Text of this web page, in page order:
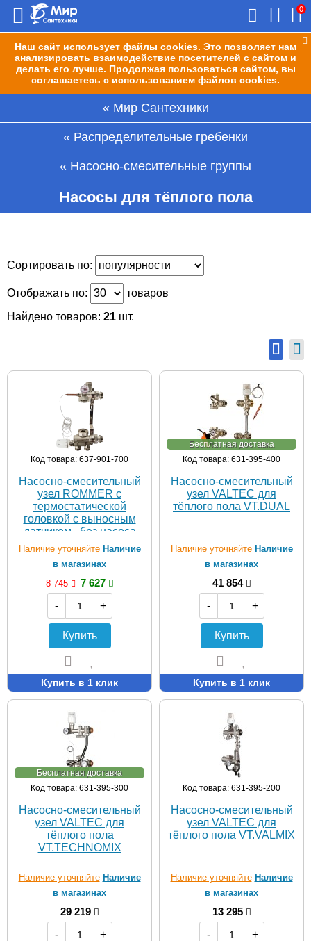
Наш сайт использует файлы cookies. Это позволяет нам
анализировать взаимодействие посетителей с сайтом и
делать его лучше. Продолжая пользоваться сайтом, вы
соглашаетесь с использованием файлов cookies.
0
Мир Сантехники
Распределительные гребенки
Насосно-смесительные группы
Насосы для тёплого пола
Сортировать по:
Отображать по:
товаров
Найдено товаров: 21 шт.
Код товара: 637-901-700
Насосно-смесительный
узел ROMMER с
термостатической
головкой с выносным
датчиком , без насоса
Наличие уточняйте Наличие
в магазинах
8 745
7 627
-
+
Купить
Купить в 1 клик
Бесплатная доставка
Код товара: 631-395-400
Насосно-смесительный
узел VALTEC для
тёплого пола VT.DUAL
Наличие уточняйте Наличие
в магазинах
41 854
-
+
Купить
Купить в 1 клик
Бесплатная доставка
Код товара: 631-395-300
Насосно-смесительный
узел VALTEC для
тёплого пола
VT.TECHNOMIX
Наличие уточняйте Наличие
в магазинах
29 219
-
+
Код товара: 631-395-200
Насосно-смесительный
узел VALTEC для
тёплого пола VT.VALMIX
Наличие уточняйте Наличие
в магазинах
13 295
-
+